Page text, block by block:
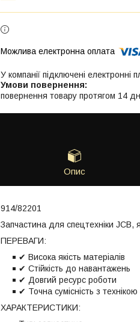
У компанії підключені
повернення товару протягом 14
Опис
914/82201
Запчастина для спецтехніки JCB,
ПЕРЕВАГИ:
✔ Висока якість матеріалів
✔ Стійкість до навантажень
✔ Довгий ресурс роботи
✔ Точна сумісність з технікою
ХАРАКТЕРИСТИКИ: